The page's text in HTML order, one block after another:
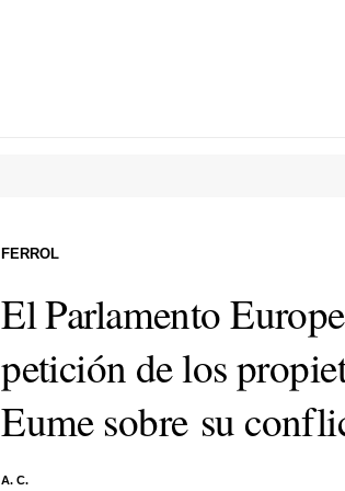
El Parlamento
petición de los
Eume sobre su
A. C.
FERROL